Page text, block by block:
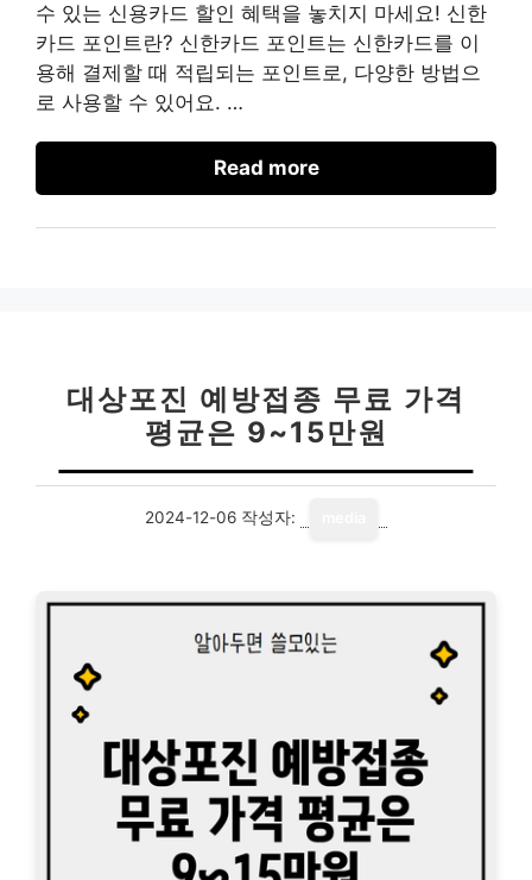
수 있는 신용카드 할인 혜택을 놓치지 마세요! 신한
카드 포인트란? 신한카드 포인트는 신한카드를 이
용해 결제할 때 적립되는 포인트로, 다양한 방법으
로 사용할 수 있어요. …
Read more
대상포진 예방접종 무료 가격
평균은 9~15만원
2024-12-06 작성자: